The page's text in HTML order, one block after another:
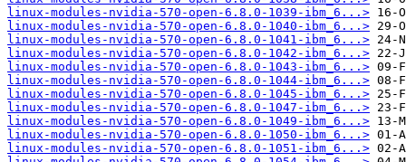
linux-modules-nvidia-570-open-6.8.0-1039-ibm_6...>
linux-modules-nvidia-570-open-6.8.0-1040-ibm_6...>
linux-modules-nvidia-570-open-6.8.0-1041-ibm_6...>
linux-modules-nvidia-570-open-6.8.0-1042-ibm_6...>
linux-modules-nvidia-570-open-6.8.0-1043-ibm_6...>
linux-modules-nvidia-570-open-6.8.0-1044-ibm_6...>
linux-modules-nvidia-570-open-6.8.0-1045-ibm_6...>
linux-modules-nvidia-570-open-6.8.0-1047-ibm_6...>
linux-modules-nvidia-570-open-6.8.0-1049-ibm_6...>
linux-modules-nvidia-570-open-6.8.0-1050-ibm_6...>
linux-modules-nvidia-570-open-6.8.0-1051-ibm_6...>